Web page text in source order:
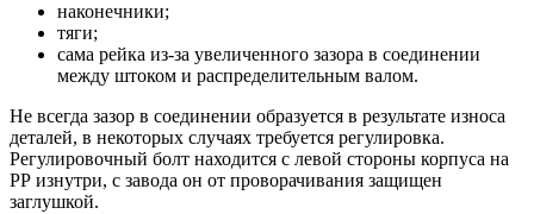
наконечники;
тяги;
сама рейка из-за увеличенного зазора в соединении
между штоком и распределительным валом.
Не всегда зазор в соединении образуется в результате износа
деталей, в некоторых случаях требуется регулировка.
Регулировочный болт находится с левой стороны корпуса на
РР изнутри, с завода он от проворачивания защищен
заглушкой.